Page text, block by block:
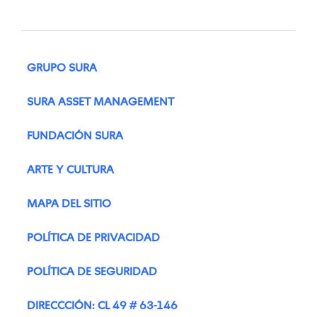
GRUPO SURA
SURA ASSET MANAGEMENT
FUNDACIÓN SURA
ARTE Y CULTURA
MAPA DEL SITIO
POLÍTICA DE PRIVACIDAD
POLÍTICA DE SEGURIDAD
DIRECCCIÓN: CL 49 # 63-146